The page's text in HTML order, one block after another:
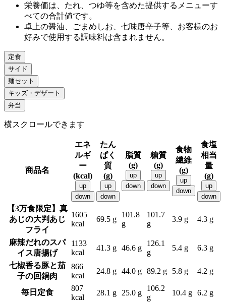
栄養価は、たれ、つゆ等を含めた提供するメニューす
べての合計値です。
卓上の醤油、ごまめしお、七味唐辛子等、お客様のお
好みで使用する調味料は含まれません。
定食
サイド
麺セット
キッズ・デザート
弁当
横スクロールできます
商品名
エネ
ルギ
ー
(kcal)
up
down
たん
ぱく
質
(g)
up
down
脂質
(g)
up
down
糖質
(g)
up
down
食物
繊維
(g)
up
down
食塩
相当
量
(g)
up
down
【3万食限定】真
あじの大判あじ
フライ
1605
kcal
69.5 g
101.8
g
101.7
g
3.9 g 4.3 g
麻辣だれのスパ
イス唐揚げ
1133
kcal
41.3 g 46.6 g
126.1
g
5.4 g 6.3 g
七椒香る豚と茄
子の回鍋肉
866
kcal
24.8 g 44.0 g 89.2 g 5.8 g 4.2 g
毎日定食
807
kcal
28.1 g 25.0 g
106.2
g
10.4 g 6.2 g